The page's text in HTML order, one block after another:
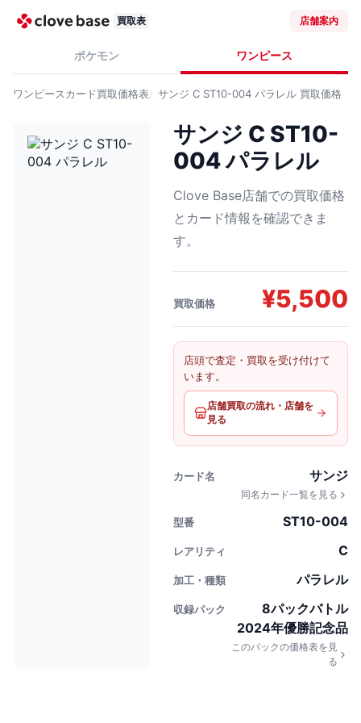
買取表 店舗案内
ポケモン ワンピース
ワンピースカード買取価格表 サンジ C ST10-004 パラレル 買取価格
サンジ C ST10-
004 パラレル
Clove Base店舗での買取価格
とカード情報を確認できま
す。
買取価格 ¥5,500
店頭で査定・買取を受け付けて
います。
店舗買取の流れ・店舗を
見る
カード名 サンジ
同名カード一覧を見る
型番 ST10-004
レアリティ C
加工・種類 パラレル
収録パック
8パックバトル
2024年優勝記念品
このパックの価格表を見
る